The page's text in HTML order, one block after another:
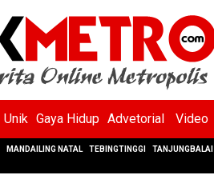
Unik Gaya Hidup Advetorial Video
MANDAILING NATAL TEBINGTINGGI TANJUNGBALAI